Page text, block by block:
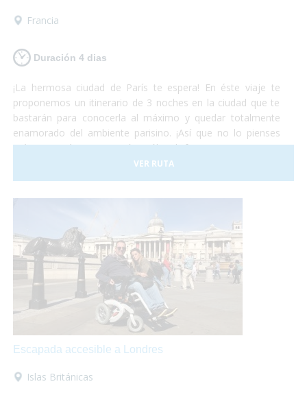
Francia
Duración 4 dias
¡La hermosa ciudad de París te espera! En éste viaje te
proponemos un itinerario de 3 noches en la ciudad que te
bastarán para conocerla al máximo y quedar totalmente
enamorado del ambiente parisino. ¡Así que no lo pienses
más y escápate a París! Sólo disfruta, nosotros nos
VER RUTA
Escapada accesible a Londres
Islas Británicas